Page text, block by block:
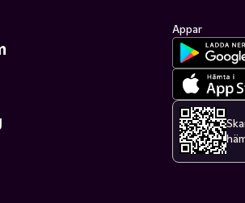
Appar